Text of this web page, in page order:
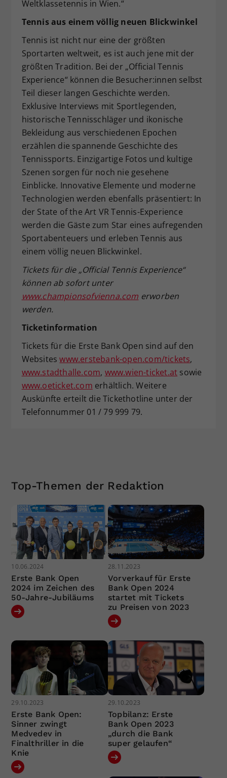
Weltklassetennis in Wien.“
Tennis aus einem völlig neuen Blickwinkel
Tennis ist nicht nur eine der größten
Sportarten weltweit, es ist auch jene mit der
größten Tradition. Bei der „Official Tennis
Experience“ können die Besucher:innen selbst
Teil dieser langen Geschichte werden.
Exklusive Interviews mit Sportlegenden,
historische Tennisschläger und ikonische
Bekleidung aus verschiedenen Epochen
erzählen die spannende Geschichte des
Tennissports. Einzigartige Fotos und kultige
Szenen sorgen für noch nie gesehene
Einblicke. Innovative Elemente und moderne
Technologien werden ebenfalls präsentiert: In
der State of the Art VR Tennis-Experience
werden die Gäste zum Star eines aufregenden
Sportabenteuers und erleben Tennis aus
einem völlig neuen Blickwinkel.
Tickets für die „Official Tennis Experience“
können ab sofort unter
www.championsofvienna.com erworben
werden.
Ticketinformation
Tickets für die Erste Bank Open sind auf den
Websiteswww.erstebank-open.com/tickets,
www.stadthalle.com, www.wien-ticket.at sowie
www.oeticket.com erhältlich. Weitere
Auskünfte erteilt die Tickethotline unter der
Telefonnummer 01 / 79 999 79.
Top-Themen der Redaktion
10.06.2024
Erste Bank Open
2024 im Zeichen des
50-Jahre-Jubiläums
28.11.2023
Vorverkauf für Erste
Bank Open 2024
startet mit Tickets
zu Preisen von 2023
29.10.2023
Erste Bank Open:
Sinner zwingt
Medvedev in
Finalthriller in die
Knie
29.10.2023
Topbilanz: Erste
Bank Open 2023
„durch die Bank
super gelaufen“